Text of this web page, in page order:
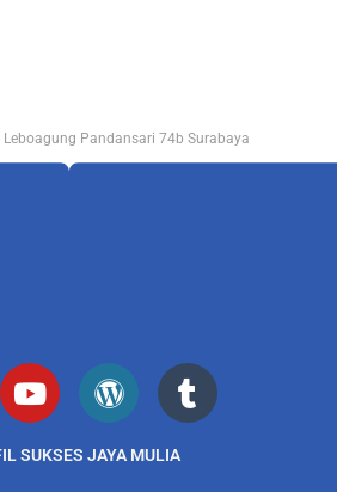
Leboagung Pandansari 74b Surabaya
SUKSES JAYA MULIA